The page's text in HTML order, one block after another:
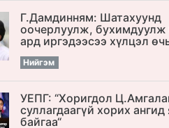
Г.Дамдинням: Шатахуунд
оочерлуулж, бухимдуулж
ард иргэдээсээ хүлцэл
Нийгэм
УЕПГ: “Хоригдол
cуллагдаагүй хорих
байгаа“